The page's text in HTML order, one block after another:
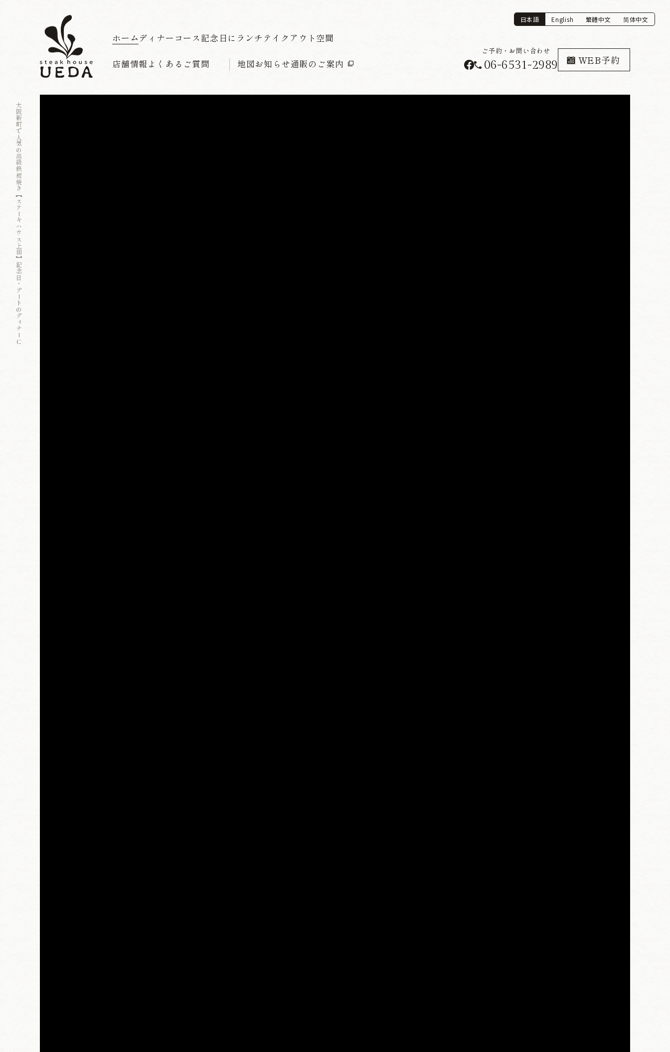
大阪新町で人気の高級鉄板焼き【ステーキハウス上田】記念日・デートのディナーに
ご予約・お問い合わせ
06-6531-2989 WEB予約
ホーム ディナーコース 記念日に ランチ テイクアウト 空間
店舗情報 よくあるご質問 地図お知らせ通販のご案内
日本語 English 繁體中文 简体中文